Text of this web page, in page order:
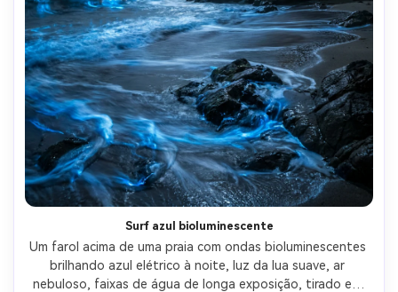
Surf azul bioluminescente
Um farol acima de uma praia com ondas bioluminescentes
brilhando azul elétrico à noite, luz da lua suave, ar
nebuloso, faixas de água de longa exposição, tirado em